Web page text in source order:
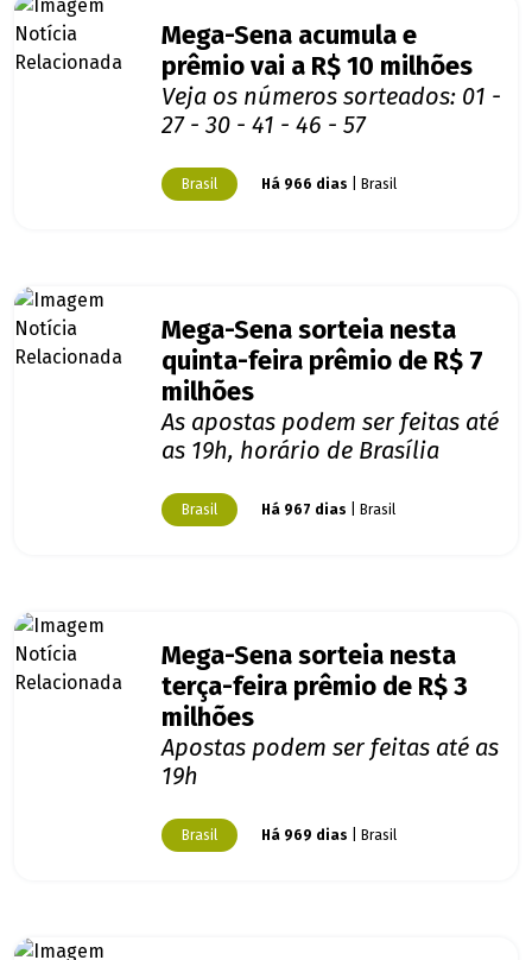
Mega-Sena acumula e
prêmio vai a R$ 10 milhões
Veja os números sorteados: 01 -
27 - 30 - 41 - 46 - 57
Brasil Há 966 dias | Brasil
Mega-Sena sorteia nesta
quinta-feira prêmio de R$ 7
milhões
As apostas podem ser feitas até
as 19h, horário de Brasília
Brasil Há 967 dias | Brasil
Mega-Sena sorteia nesta
terça-feira prêmio de R$ 3
milhões
Apostas podem ser feitas até as
19h
Brasil Há 969 dias | Brasil